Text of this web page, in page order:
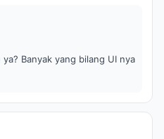
Banyak yang bilang UI nya